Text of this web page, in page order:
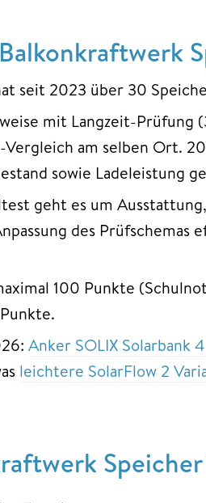
seit 2023 über 30
mit Langzeit-Prüfung
am selben Ort.
sowie Ladeleistung
geht es um
des
100 Punkte
Anker SOLIX Solarbank
leichtere SolarFlow 2